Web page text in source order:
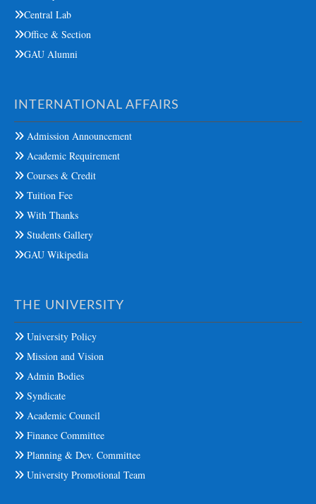
Central Lab
Office & Section
GAU Alumni
INTERNATIONAL AFFAIRS
Admission Announcement
Academic Requirement
Courses & Credit
Tuition Fee
With Thanks
Students Gallery
GAU Wikipedia
THE UNIVERSITY
University Policy
Mission and Vision
Admin Bodies
Syndicate
Academic Council
Finance Committee
Planning & Dev. Committee
University Promotional Team